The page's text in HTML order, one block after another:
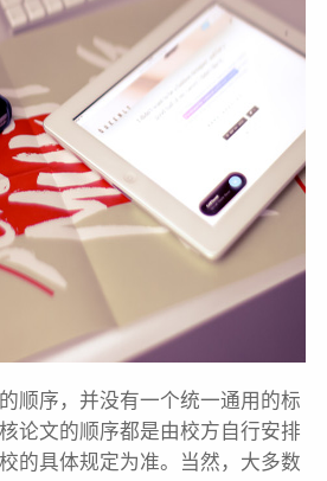
顺序，并没有一个统一通用的标
论文的顺序都是由校方自行安排
的具体规定为准。当然，大多数